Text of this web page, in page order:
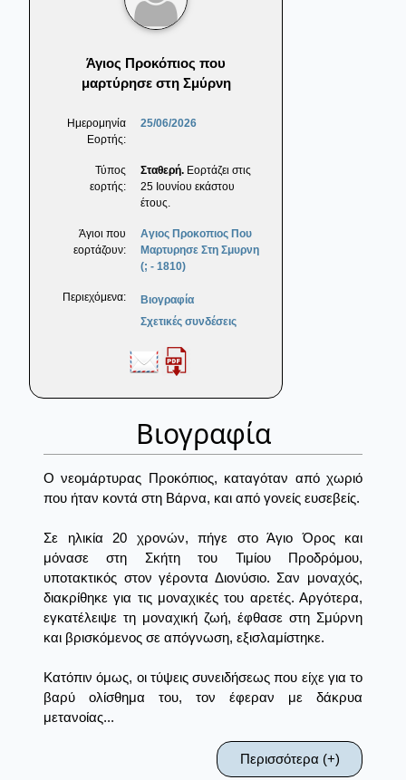
Άγιος Προκόπιος που
μαρτύρησε στη Σμύρνη
Ημερομηνία
Εορτής:
25/06/2026
Τύπος
εορτής:
Σταθερή. Εορτάζει στις
25 Ιουνίου εκάστου
έτους.
Άγιοι που
εορτάζουν:
Αγιος Προκοπιος Που
Μαρτυρησε Στη Σμυρνη
(; - 1810)
Περιεχόμενα:
Βιογραφία
Σχετικές συνδέσεις
Βιογραφία
Ο νεομάρτυρας Προκόπιος, καταγόταν από χωριό
που ήταν κοντά στη Βάρνα, και από γονείς ευσεβείς.
Σε ηλικία 20 χρονών, πήγε στο Άγιο Όρος και
μόνασε στη Σκήτη του Τιμίου Προδρόμου,
υποτακτικός στον γέροντα Διονύσιο. Σαν μοναχός,
διακρίθηκε για τις μοναχικές του αρετές. Αργότερα,
εγκατέλειψε τη μοναχική ζωή, έφθασε στη Σμύρνη
και βρισκόμενος σε απόγνωση, εξισλαμίστηκε.
Κατόπιν όμως, οι τύψεις συνειδήσεως που είχε για το
βαρύ ολίσθημα του, τον έφεραν με δάκρυα
μετανοίας...
Περισσότερα (+)